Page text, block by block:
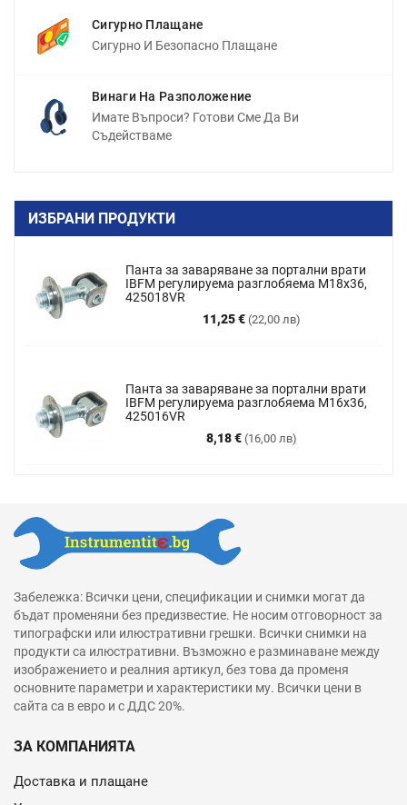
Сигурно Плащане
Сигурно И Безопасно Плащане
Винаги На Разположение
Имате Въпроси? Готови Сме Да Ви
Съдействаме
ИЗБРАНИ ПРОДУКТИ
Панта за заваряване за портални врати
IBFM регулируема разглобяема M18x36,
425018VR
11,25 € (22,00 лв)
Цена
Панта за заваряване за портални врати
IBFM регулируема разглобяема М16х36,
425016VR
8,18 € (16,00 лв)
Цена
Забележка: Всички цени, спецификации и снимки могат да
бъдат променяни без предизвестие. Не носим отговорност за
типографски или илюстративни грешки. Всички снимки на
продукти са илюстративни. Възможно е разминаване между
изображението и реалния артикул, без това да променя
основните параметри и характеристики му. Всички цени в
сайта са в евро и с ДДС 20%.
ЗА КОМПАНИЯТА
Доставка и плащане